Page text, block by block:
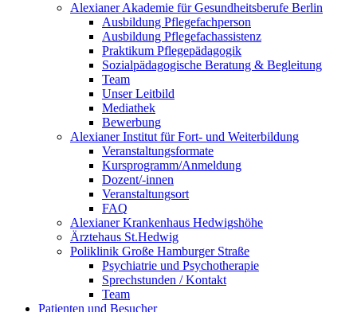
Alexianer Akademie für Gesundheitsberufe Berlin
Ausbildung Pflegefachperson
Ausbildung Pflegefachassistenz
Praktikum Pflegepädagogik
Sozialpädagogische Beratung & Begleitung
Team
Unser Leitbild
Mediathek
Bewerbung
Alexianer Institut für Fort- und Weiterbildung
Veranstaltungsformate
Kursprogramm/Anmeldung
Dozent/-innen
Veranstaltungsort
FAQ
Alexianer Krankenhaus Hedwigshöhe
Ärztehaus St.Hedwig
Poliklinik Große Hamburger Straße
Psychiatrie und Psychotherapie
Sprechstunden / Kontakt
Team
Patienten und Besucher